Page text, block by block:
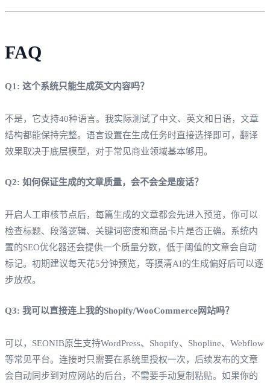
FAQ
Q1: 这个系统只能生成英文内容吗？
不是，它支持40种语言。我实际测试了中文、英文和日语，文章
结构都能保持完整。语言设置在生成任务时直接选择即可，翻译
效果取决于底层模型，对于常见商业领域基本够用。
Q2: 如何保证生成的文章质量，会不会全是废话？
开启人工审核节点后，每篇生成的文章都会先进入预览，你可以
检查标题、段落逻辑、关键词密度和商品卡片是否正确。系统内
置的SEO优化器还会提供一个质量分数，低于阈值的文章会自动
标记。初期建议每天花5分钟预览，等摸清AI的生成偏好后可以逐
步放权。
Q3: 我可以直接连上我的Shopify/WooCommerce网站吗？
可以，SEONIB原生支持WordPress、Shopify、Shopline、Webflow
等常见平台。连接时只需要在系统里授权一次，后续发布的文章
会自动同步到对应网站的后台，不需要手动复制粘贴。如果你的